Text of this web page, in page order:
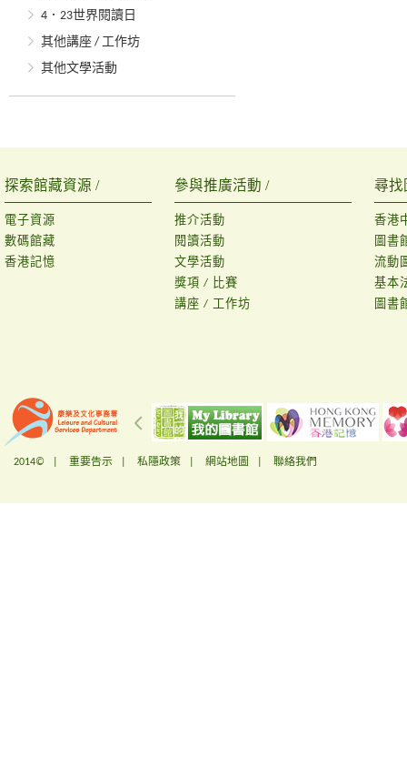
4．23世界閱讀日
其他講座 / 工作坊
其他文學活動
探索館藏資源 /
電子資源
數碼館藏
香港記憶
參與推廣活動 /
推介活動
閱讀活動
文學活動
獎項 / 比賽
講座 / 工作坊
尋找
香港
圖書
流動
基本
圖書
2014© | 重要告示 私隱政策 網站地圖 聯絡我們